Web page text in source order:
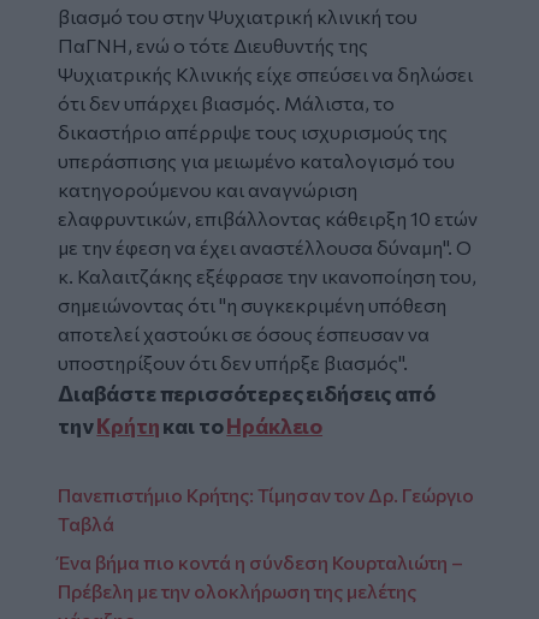
βιασμό του στην Ψυχιατρική κλινική του
ΠαΓΝΗ, ενώ ο τότε Διευθυντής της
Ψυχιατρικής Κλινικής είχε σπεύσει να δηλώσει
ότι δεν υπάρχει βιασμός. Μάλιστα, το
δικαστήριο απέρριψε τους ισχυρισμούς της
υπεράσπισης για μειωμένο καταλογισμό του
κατηγορούμενου και αναγνώριση
ελαφρυντικών, επιβάλλοντας κάθειρξη 10 ετών
με την έφεση να έχει αναστέλλουσα δύναμη". Ο
κ. Καλαιτζάκης εξέφρασε την ικανοποίηση του,
σημειώνοντας ότι "η συγκεκριμένη υπόθεση
αποτελεί χαστούκι σε όσους έσπευσαν να
υποστηρίξουν ότι δεν υπήρξε βιασμός".
Διαβάστε περισσότερες ειδήσεις από
τηνΚρήτηκαι τοΗράκλειο
Πανεπιστήμιο Κρήτης: Τίμησαν τον Δρ. Γεώργιο
Ταβλά
Ένα βήμα πιο κοντά η σύνδεση Κουρταλιώτη –
Πρέβελη με την ολοκλήρωση της μελέτης